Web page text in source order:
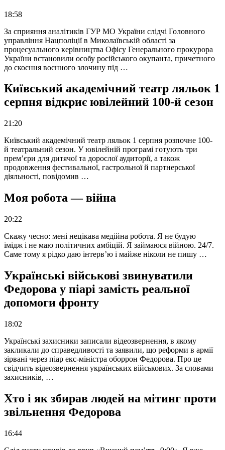
18:58
За сприяння аналітиків ГУР МО України слідчі Головного
управління Нацполіції в Миколаївській області за
процесуального керівництва Офісу Генерального прокурора
України встановили особу російського окупанта, причетного
до скоєння воєнного злочину під …
Київський академічний театр ляльок 1
серпня відкриє ювілейний 100-й сезон
21:20
Київський академічний театр ляльок 1 серпня розпочне 100-
й театральний сезон. У ювілейній програмі готують три
прем’єри для дитячої та дорослої аудиторії, а також
продовження фестивальної, гастрольної й партнерської
діяльності, повідомив …
Моя робота — війна
20:22
Скажу чесно: мені нецікава медійна робота. Я не будую
імідж і не маю політичних амбіцій. Я займаюся війною. 24/7.
Саме тому я рідко даю інтерв’ю і майже ніколи не пишу …
Українські військові звинуватили
Федорова у піарі замість реальної
допомоги фронту
18:02
Українські захисники записали відеозвернення, в якому
закликали до справедливості та заявили, що реформи в армії
зірвані через піар екс-міністра оборрон Федорова. Про це
свідчить відеозвернення українських військових. За словами
захисників, …
Хто і як збирав людей на мітинг проти
звільнення Федорова
16:44